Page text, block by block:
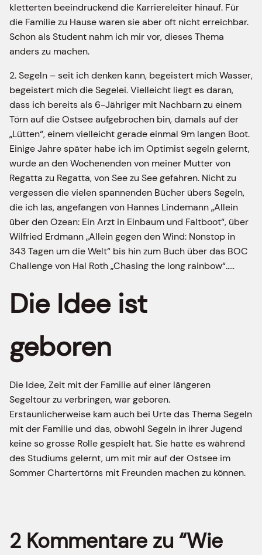
kletterten beeindruckend die Karriereleiter hinauf. Für
die Familie zu Hause waren sie aber oft nicht erreichbar.
Schon als Student nahm ich mir vor, dieses Thema
anders zu machen.
2. Segeln – seit ich denken kann, begeistert mich Wasser,
begeistert mich die Segelei. Vielleicht liegt es daran,
dass ich bereits als 6-Jähriger mit Nachbarn zu einem
Törn auf die Ostsee aufgebrochen bin, damals auf der
„Lütten“, einem vielleicht gerade einmal 9m langen Boot.
Einige Jahre später habe ich im Optimist segeln gelernt,
wurde an den Wochenenden von meiner Mutter von
Regatta zu Regatta, von See zu See gefahren. Nicht zu
vergessen die vielen spannenden Bücher übers Segeln,
die ich las, angefangen von Hannes Lindemann „Allein
über den Ozean: Ein Arzt in Einbaum und Faltboot“, über
Wilfried Erdmann „Allein gegen den Wind: Nonstop in
343 Tagen um die Welt“ bis hin zum Buch über das BOC
Challenge von Hal Roth „Chasing the long rainbow“…..
Die Idee ist
geboren
Die Idee, Zeit mit der Familie auf einer längeren
Segeltour zu verbringen, war geboren.
Erstaunlicherweise kam auch bei Urte das Thema Segeln
mit der Familie und das, obwohl Segeln in ihrer Jugend
keine so grosse Rolle gespielt hat. Sie hatte es während
des Studiums gelernt, um mit mir auf der Ostsee im
Sommer Chartertörns mit Freunden machen zu können.
2 Kommentare zu “Wie